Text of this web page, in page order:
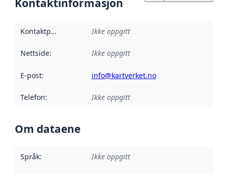
Kontaktinformasjon
Kontaktpunkt Ikke oppgitt
Nettside: Ikke oppgitt
E-post: info@kartverket.no
Telefon: Ikke oppgitt
Om dataene
Språk: Ikke oppgitt